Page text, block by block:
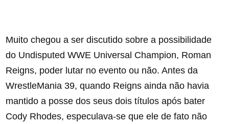
Muito chegou a ser discutido sobre a possibilidade
do Undisputed WWE Universal Champion, Roman
Reigns, poder lutar no evento ou não. Antes da
WrestleMania 39, quando Reigns ainda não havia
mantido a posse dos seus dois títulos após bater
Cody Rhodes, especulava-se que ele de fato não